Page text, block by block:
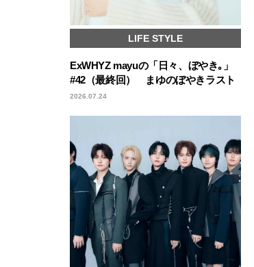
LIFE STYLE
ExWHYZ mayuの「日々、ぼやき｡」
#42（最終回） まゆのぼやきラスト
2026.07.24